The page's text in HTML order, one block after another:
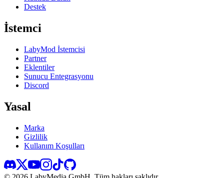
Destek
İstemci
LabyMod İstemcisi
Partner
Eklentiler
Sunucu Entegrasyonu
Discord
Yasal
Marka
Gizlilik
Kullanım Koşulları